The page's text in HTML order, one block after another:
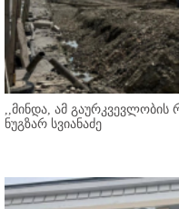
,,მინდა, ამ გაურკვევლობის
ნუგზარ სვიანაძე